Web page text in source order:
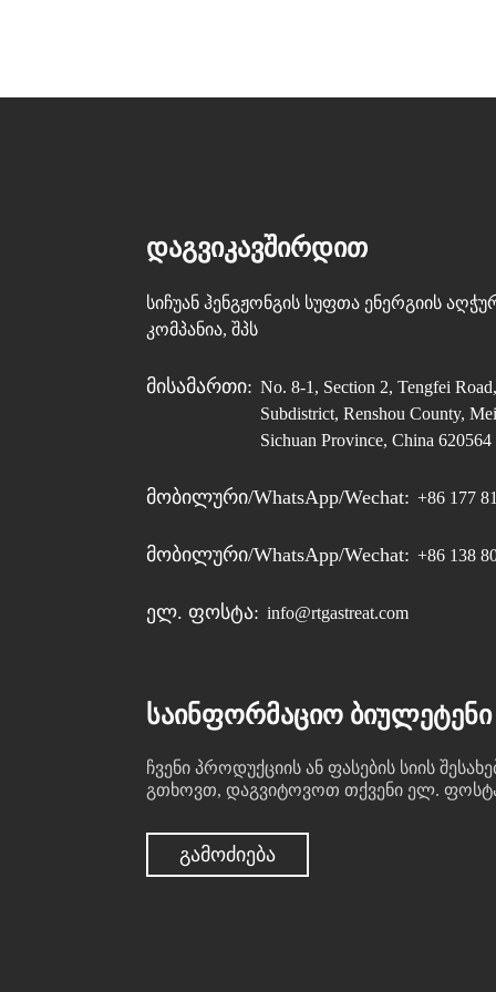
ᲓᲐᲒᲕᲘᲙᲐᲕᲨᲘᲠᲓᲘᲗ
სიჩუან ჰენგჟონგის სუფთა ენერგიის
კომპანია, შპს
Მისამართი: No. 8-1, Section 2, Tengfei
Subdistrict, Renshou County,
Sichuan Province, China 620564
Მობილური/WhatsApp/Wechat: +86 177
Მობილური/WhatsApp/Wechat: +86 138
Ელ. Ფოსტა: info@rtgastreat.com
ᲡᲐᲘᲜᲤᲝᲠᲛᲐᲪᲘᲝ ᲑᲘᲣᲚᲔᲢᲔᲜᲘ
ჩვენი პროდუქციის ან ფასების სიის
გთხოვთ, დაგვიტოვოთ თქვენი ელ. ფოსტა
ᲒᲐᲛᲝᲫᲘᲔᲑᲐ